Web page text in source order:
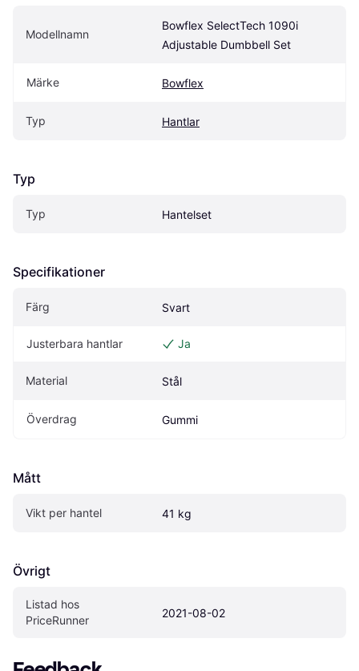
Modellnamn
Bowflex SelectTech 1090i
Adjustable Dumbbell Set
Märke Bowflex
Typ Hantlar
Typ
Typ Hantelset
Specifikationer
Färg Svart
Justerbara hantlar Ja
Material Stål
Överdrag Gummi
Mått
Vikt per hantel 41 kg
Övrigt
Listad hos
PriceRunner
2021-08-02